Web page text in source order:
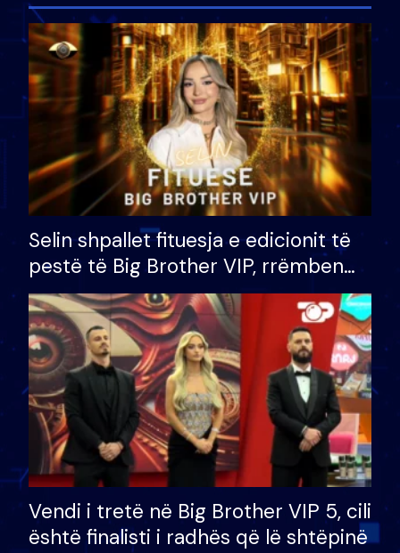
Selin shpallet fituesja e edicionit të
pestë të Big Brother VIP, rrëmben
çmimin e madh prej 100 mijë eurosh
Vendi i tretë në Big Brother VIP 5, cili
është finalisti i radhës që lë shtëpinë